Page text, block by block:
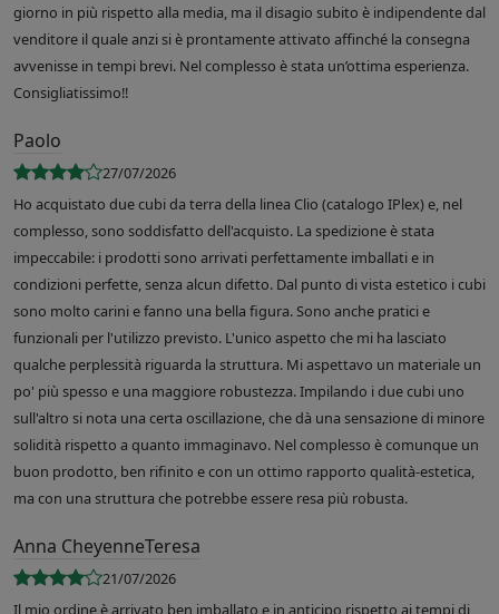
giorno in più rispetto alla media, ma il disagio subito è indipendente dal
venditore il quale anzi si è prontamente attivato affinché la consegna
avvenisse in tempi brevi. Nel complesso è stata un’ottima esperienza.
Consigliatissimo!!
Paolo
27/07/2026
Ho acquistato due cubi da terra della linea Clio (catalogo IPlex) e, nel
complesso, sono soddisfatto dell'acquisto. La spedizione è stata
impeccabile: i prodotti sono arrivati perfettamente imballati e in
condizioni perfette, senza alcun difetto. Dal punto di vista estetico i cubi
sono molto carini e fanno una bella figura. Sono anche pratici e
funzionali per l'utilizzo previsto. L'unico aspetto che mi ha lasciato
qualche perplessità riguarda la struttura. Mi aspettavo un materiale un
po' più spesso e una maggiore robustezza. Impilando i due cubi uno
sull'altro si nota una certa oscillazione, che dà una sensazione di minore
solidità rispetto a quanto immaginavo. Nel complesso è comunque un
buon prodotto, ben rifinito e con un ottimo rapporto qualità-estetica,
ma con una struttura che potrebbe essere resa più robusta.
Anna CheyenneTeresa
21/07/2026